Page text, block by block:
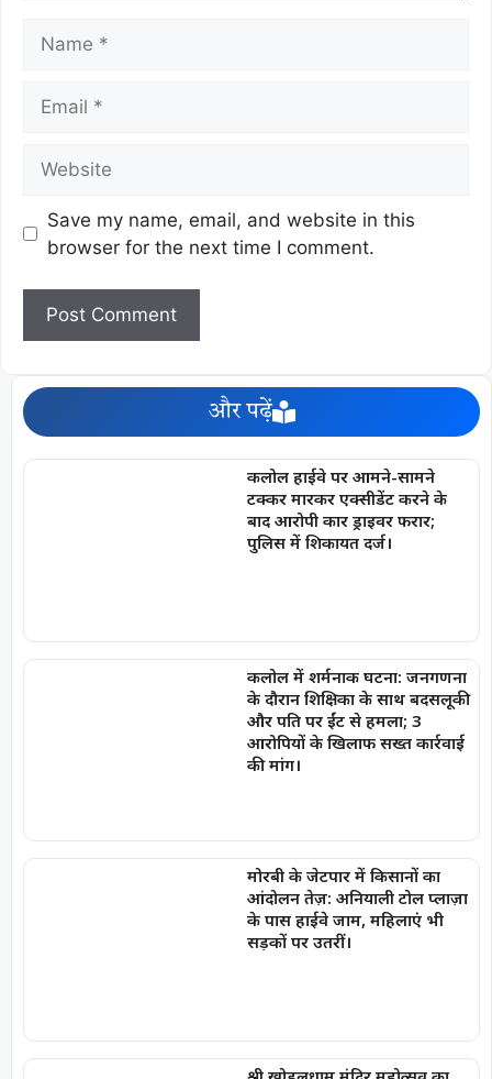
Save my name, email, and website in this
browser for the next time I comment.
और पढ़ें
कलोल हाईवे पर आमने-सामने
टक्कर मारकर एक्सीडेंट करने के
बाद आरोपी कार ड्राइवर फरार;
पुलिस में शिकायत दर्ज।
कलोल में शर्मनाक घटना: जनगणना
के दौरान शिक्षिका के साथ बदसलूकी
और पति पर ईंट से हमला; 3
आरोपियों के खिलाफ सख्त कार्रवाई
की मांग।
मोरबी के जेटपार में किसानों का
आंदोलन तेज़: अनियाली टोल प्लाज़ा
के पास हाईवे जाम, महिलाएं भी
सड़कों पर उतरीं।